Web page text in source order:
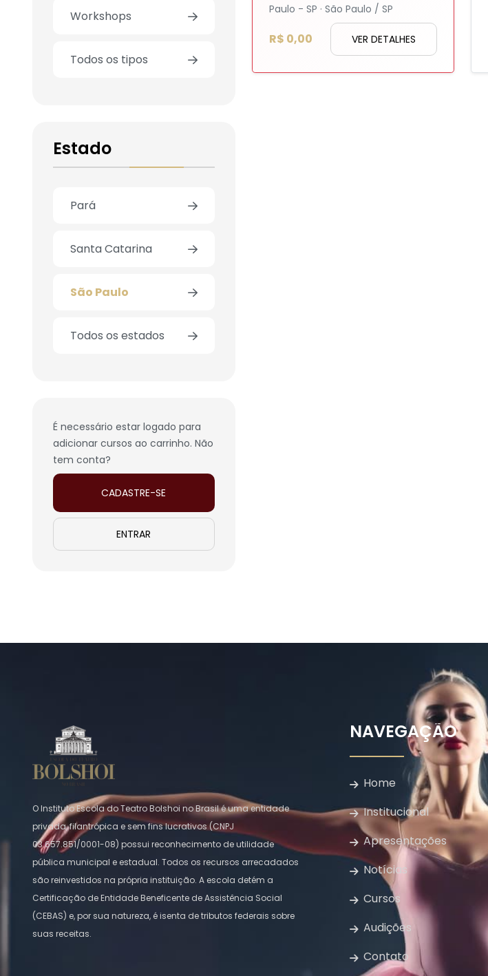
Paulo - SP · São Paulo / SP
R$ 0,00 VER DETALHES
Workshops
Todos os tipos
Estado
Pará
Santa Catarina
São Paulo
Todos os estados
É necessário estar logado para
adicionar cursos ao carrinho. Não
tem conta?
CADASTRE-SE
ENTRAR
O Instituto Escola do Teatro Bolshoi no Brasil é uma entidade
privada, filantrópica e sem fins lucrativos (CNPJ
03.657.851/0001-08) possui reconhecimento de utilidade
pública municipal e estadual. Todos os recursos arrecadados
são reinvestidos na própria instituição. A escola detém a
Certificação de Entidade Beneficente de Assistência Social
(CEBAS) e, por sua natureza, é isenta de tributos federais sobre
suas receitas.
NAVEGAÇÃO
Home
Institucional
Apresentações
Notícias
Cursos
Audições
Contato